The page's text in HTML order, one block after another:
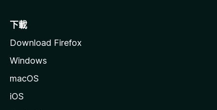
下載
Download Firefox
Windows
macOS
iOS